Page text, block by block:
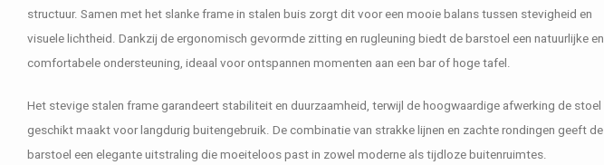
structuur. Samen met het slanke frame in stalen buis zorgt dit voor een mooie balans tussen stevigheid en
visuele lichtheid. Dankzij de ergonomisch gevormde zitting en rugleuning biedt de barstoel een natuurlijke en
comfortabele ondersteuning, ideaal voor ontspannen momenten aan een bar of hoge tafel.
Het stevige stalen frame garandeert stabiliteit en duurzaamheid, terwijl de hoogwaardige afwerking de stoel
geschikt maakt voor langdurig buitengebruik. De combinatie van strakke lijnen en zachte rondingen geeft de
barstoel een elegante uitstraling die moeiteloos past in zowel moderne als tijdloze buitenruimtes.